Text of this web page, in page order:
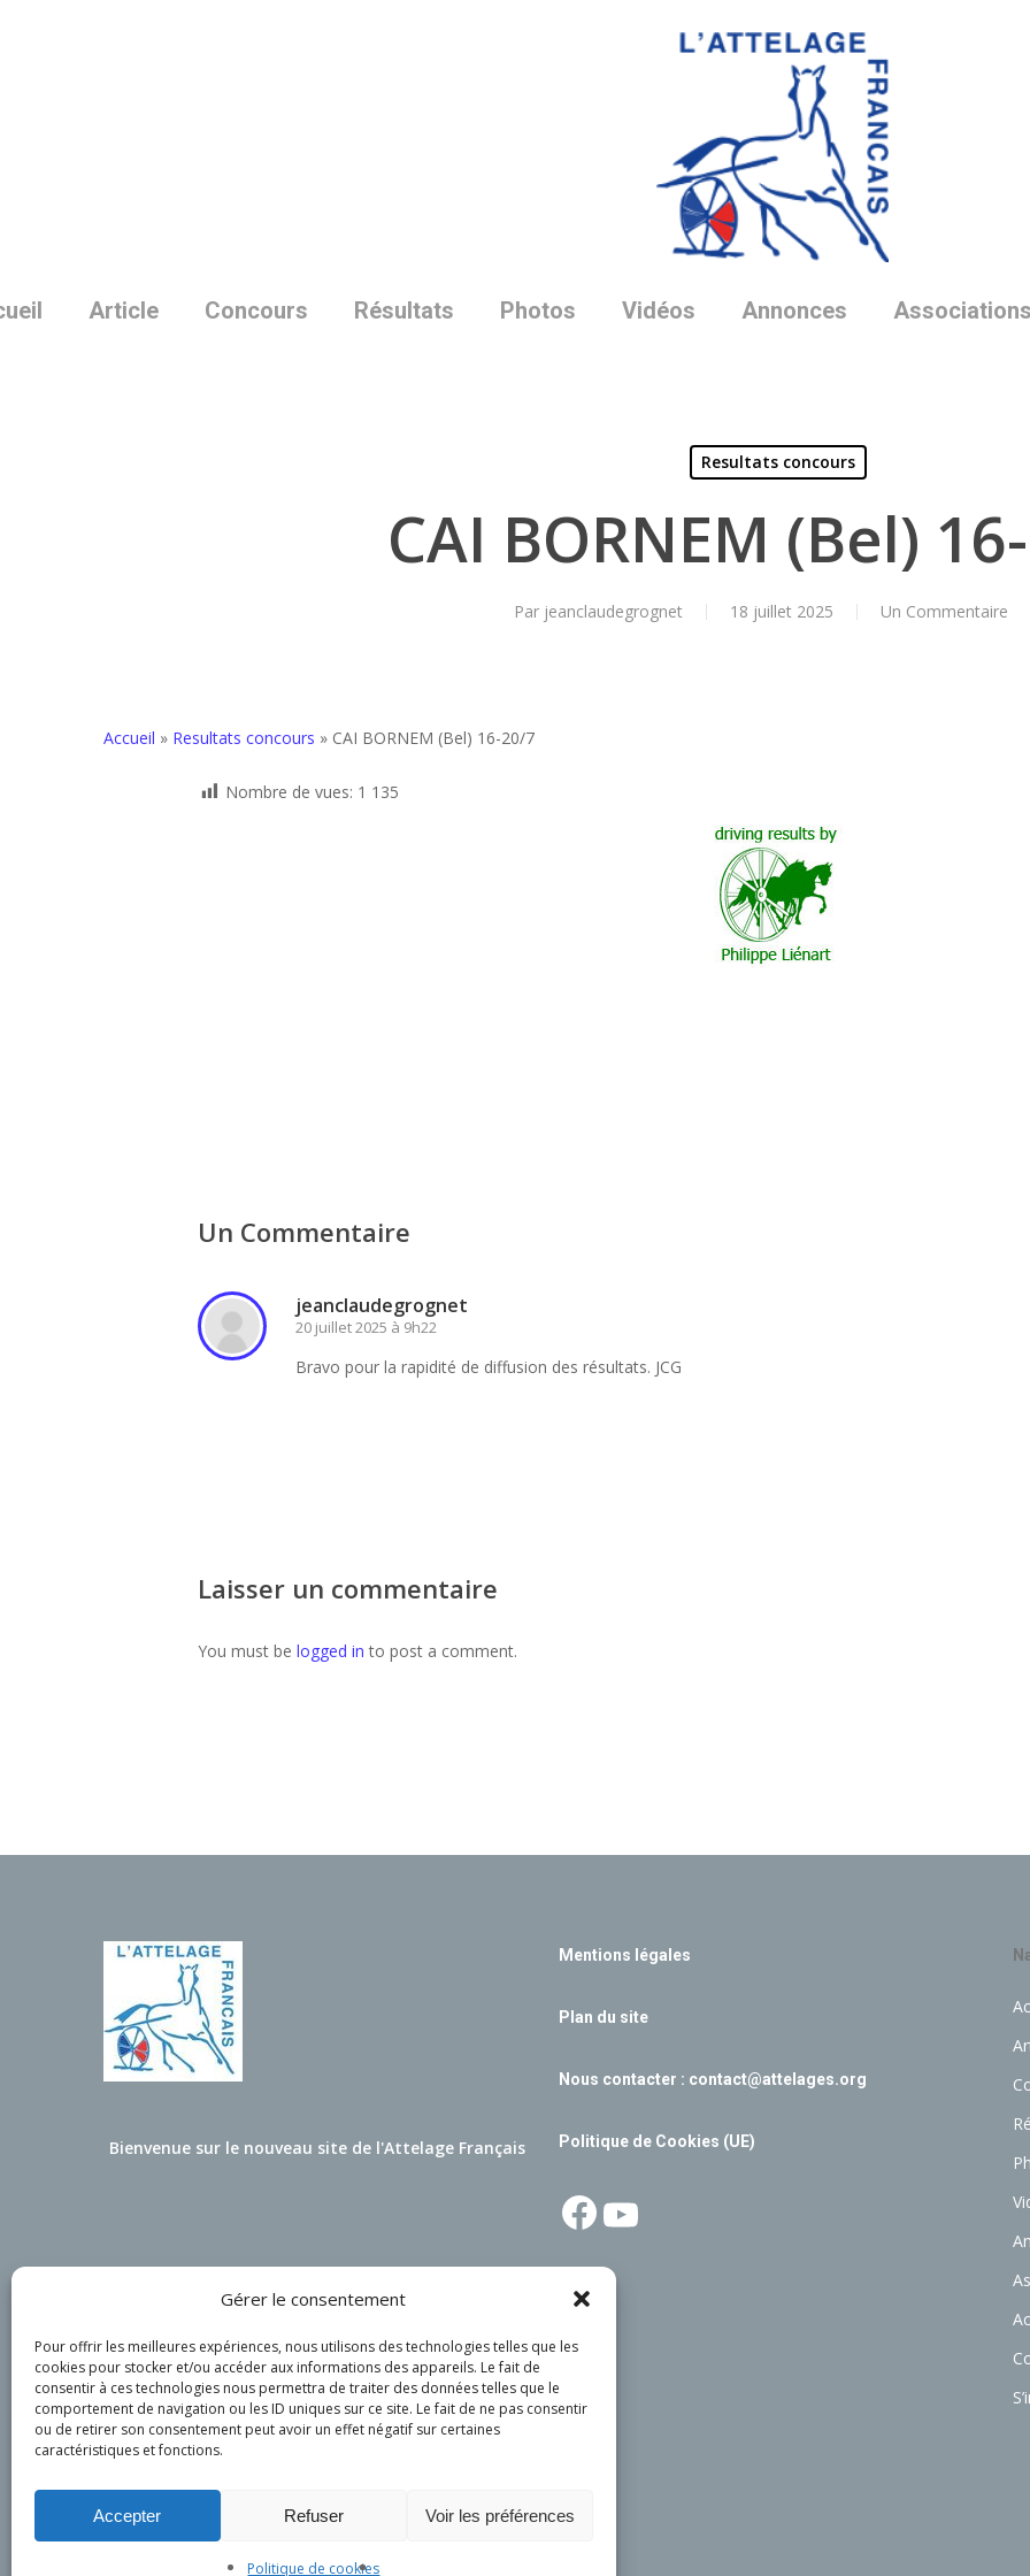
Gérer le consentement
Pour offrir les meilleures expériences, nous utilisons des technologies telles que les
cookies pour stocker et/ou accéder aux informations des appareils. Le fait de
consentir à ces technologies nous permettra de traiter des données telles que le
comportement de navigation ou les ID uniques sur ce site. Le fait de ne pas consentir
ou de retirer son consentement peut avoir un effet négatif sur certaines
caractéristiques et fonctions.
Accepter Refuser Voir les préférences
Politique de cookies
Article Concours Résultats Photos Vidéos Annonces
Resultats concours
CAI BORNEM (Bel)
Par jeanclaudegrognet 18 juillet 2025 Un Commentaire
Accueil » Resultats concours » CAI BORNEM (Bel) 16-20/7
Nombre de vues: 1 135
Un Commentaire
jeanclaudegrognet
20 juillet 2025 à 9h22
Bravo pour la rapidité de diffusion des résultats. JCG
Laisser un commentaire
You must be logged in to post a comment.
Bienvenue sur le nouveau site de l'Attelage Français
Mentions légales
Plan du site
Nous contacter : contact@attelages.org
Politique de Cookies (UE)
Facebook